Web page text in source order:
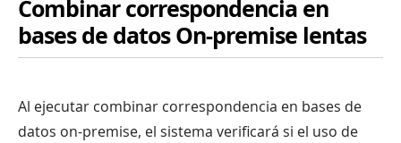
Combinar correspondencia en
bases de datos On-premise lentas
Al ejecutar combinar correspondencia en bases de
datos on-premise, el sistema verificará si el uso de